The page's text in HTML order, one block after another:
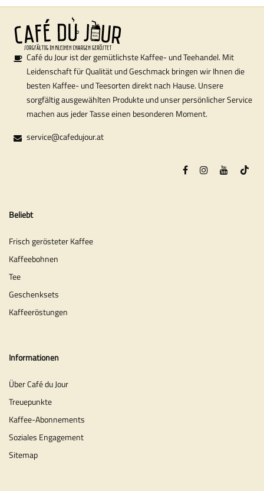
Café du Jour ist der gemütlichste Kaffee- und Teehandel. Mit
Leidenschaft für Qualität und Geschmack bringen wir Ihnen die
besten Kaffee- und Teesorten direkt nach Hause. Unsere
sorgfältig ausgewählten Produkte und unser persönlicher Service
machen aus jeder Tasse einen besonderen Moment.
service@cafedujour.at
Beliebt
Frisch gerösteter Kaffee
Kaffeebohnen
Tee
Geschenksets
Kaffeeröstungen
Informationen
Über Café du Jour
Treuepunkte
Kaffee-Abonnements
Soziales Engagement
Sitemap